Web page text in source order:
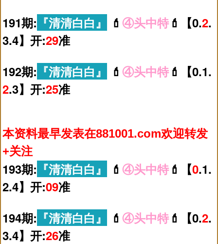
191期: 『清清白白』 💄 ④头中特💄【0.2.
3.4】开:29准
192期: 『清清白白』 💄 ④头中特💄【0.1.
2.3】开:25准
本资料最早发表在881001.com欢迎转发
+关注
193期: 『清清白白』 💄 ④头中特💄【0.1.
2.4】开:09准
194期: 『清清白白』 💄 ④头中特💄【0.2.
3.4】开:26准